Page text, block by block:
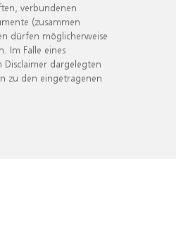
verbundenen
(zusammen
dürfen möglicherweise
Im Falle eines
dargelegten
zu den eingetragenen